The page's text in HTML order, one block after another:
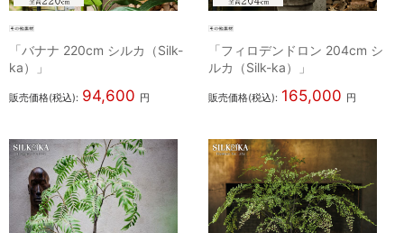
「バナナ 220cm シルカ（Silk-
ka）」
販売価格(税込): 94,600 円
「フィロデンドロン 204cm シ
ルカ（Silk-ka）」
販売価格(税込): 165,000 円